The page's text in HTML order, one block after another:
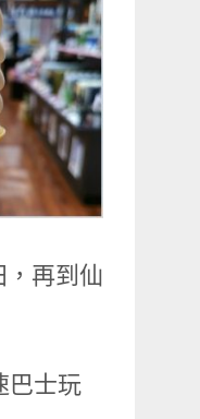
，再到仙
巴士玩